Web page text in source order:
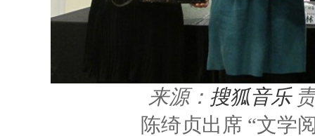
来源： 搜狐音乐
陈绮贞出席 “文学